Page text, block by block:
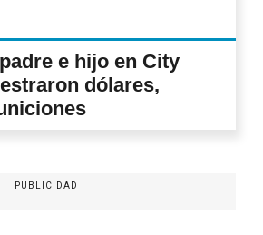
e hijo en City
dólares,
PUBLICIDAD